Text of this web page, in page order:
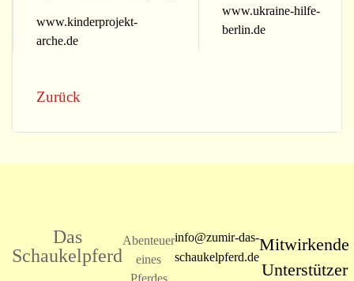
www.kinderprojekt-
arche.de
www.ukraine-hilfe-
berlin.de
Zurück
Das
Schaukelpferd
Abenteuer
eines
Pferdes
info@zumir-das-
schaukelpferd.de
Mitwirkende
Unterstützer